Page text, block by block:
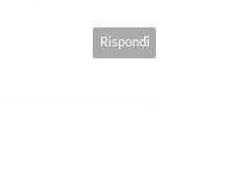
Rispondi